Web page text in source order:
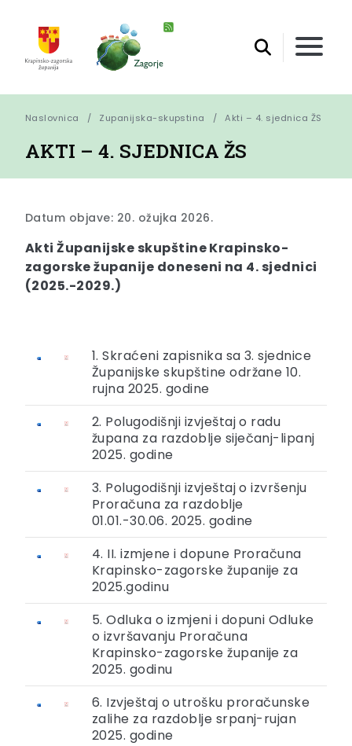
Naslovnica Zupanijska-skupstina Akti – 4. sjednica ŽS
AKTI – 4. SJEDNICA ŽS
Datum objave: 20. ožujka 2026.
Akti Županijske skupštine Krapinsko-
zagorske županije doneseni na 4. sjednici
(2025.-2029.)
1. Skraćeni zapisnika sa 3. sjednice
Županijske skupštine održane 10.
rujna 2025. godine
2. Polugodišnji izvještaj o radu
župana za razdoblje siječanj-lipanj
2025. godine
3. Polugodišnji izvještaj o izvršenju
Proračuna za razdoblje
01.01.-30.06. 2025. godine
4. II. izmjene i dopune Proračuna
Krapinsko-zagorske županije za
2025.godinu
5. Odluka o izmjeni i dopuni Odluke
o izvršavanju Proračuna
Krapinsko-zagorske županije za
2025. godinu
6. Izvještaj o utrošku proračunske
zalihe za razdoblje srpanj-rujan
2025. godine